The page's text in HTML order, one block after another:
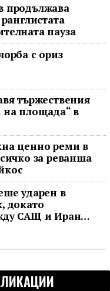
продължава
пауза
с ориз
тържествения
площада“ в
ценно реми в
за реванша
ударен в
докато
САЩ и Иран